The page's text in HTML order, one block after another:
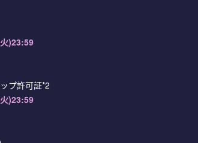
)23:59
プ許可証*2
)23:59